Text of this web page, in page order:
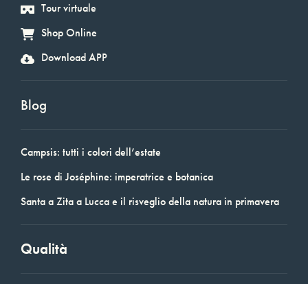
Tour virtuale
Shop Online
Download APP
Blog
Campsis: tutti i colori dell’estate
Le rose di Joséphine: imperatrice e botanica
Santa a Zita a Lucca e il risveglio della natura in primavera
Qualità